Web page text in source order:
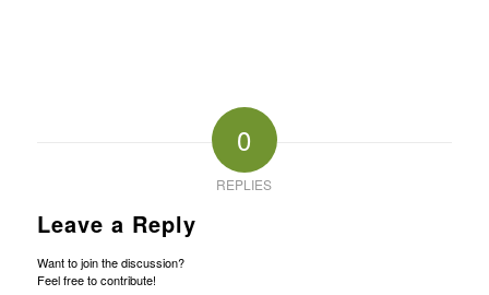
0
REPLIES
Leave a Reply
Want to join the discussion?
Feel free to contribute!